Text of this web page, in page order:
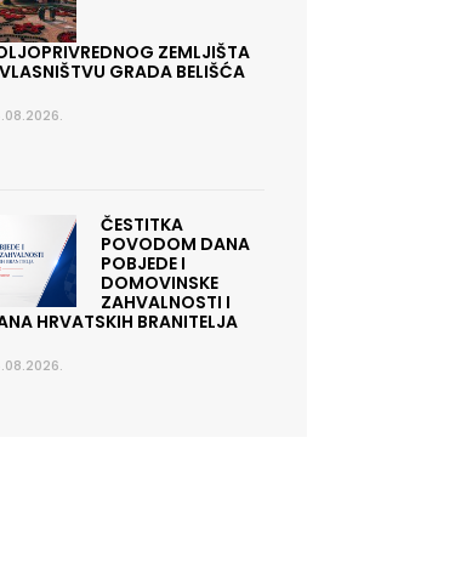
ZEMLJIŠTA
GRADA BELIŠĆA
ČESTITKA
POVODOM DANA
POBJEDE I
DOMOVINSKE
ZAHVALNOSTI I
HRVATSKIH BRANITELJA